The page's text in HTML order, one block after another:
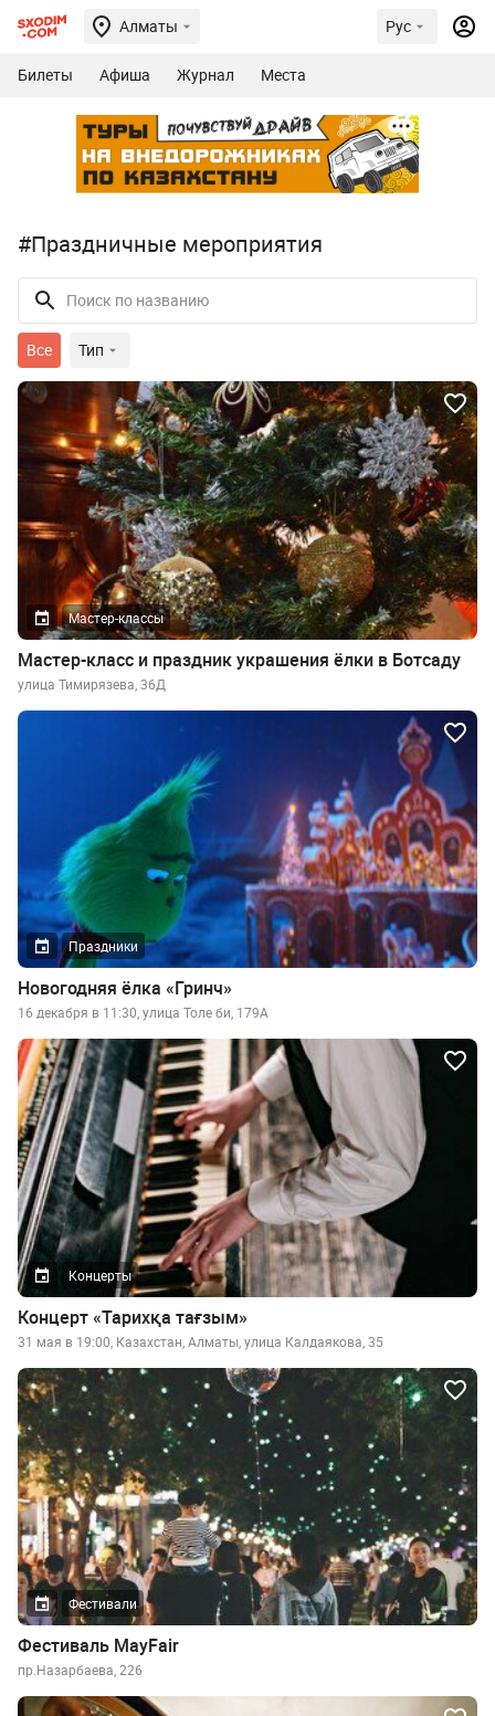
Алматы Рус
Билеты Афиша Журнал Места
#Праздничные мероприятия
Все Тип
Мастер-классы
Мастер-класс и праздник украшения ёлки в Ботсаду
улица Тимирязева, 36Д
Праздники
Новогодняя ёлка «Гринч»
16 декабря в 11:30, улица Толе би, 179А
Концерты
Концерт «Тарихқа тағзым»
31 мая в 19:00, Казахстан, Алматы, улица Калдаякова, 35
Фестивали
Фестиваль MayFair
пр.Назарбаева, 226